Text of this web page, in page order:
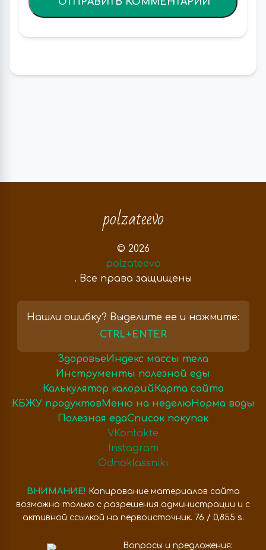
polzateevo
© 2026
polzateevo
. Все права защищены
Нашли ошибку? Выделите ее и нажмите:
CTRL+ENTER
Здоровье Индекс массы тела
Инструменты полезной еды
Калькулятор калорий Карта сайта
КБЖУ продуктов Меню на неделю Норма воды
Полезная едаСписок покупок
VKontakte
Instagram
Odnoklassniki
ВНИМАНИЕ! Копирование материалов сайта
возможно только с разрешения администрации и с
активной ссылкой на первоисточник. 76 / 0,855 s.
Вопросы и предложения: